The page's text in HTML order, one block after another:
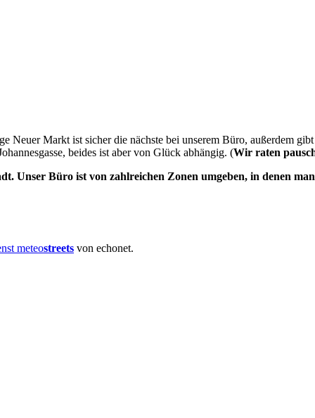
Neuer Markt ist sicher die nächste bei unserem Büro, außerdem
beides ist aber von Glück abhängig. (Wir raten
Unser Büro ist von zahlreichen Zonen umgeben, in denen
meteostreets von echonet.